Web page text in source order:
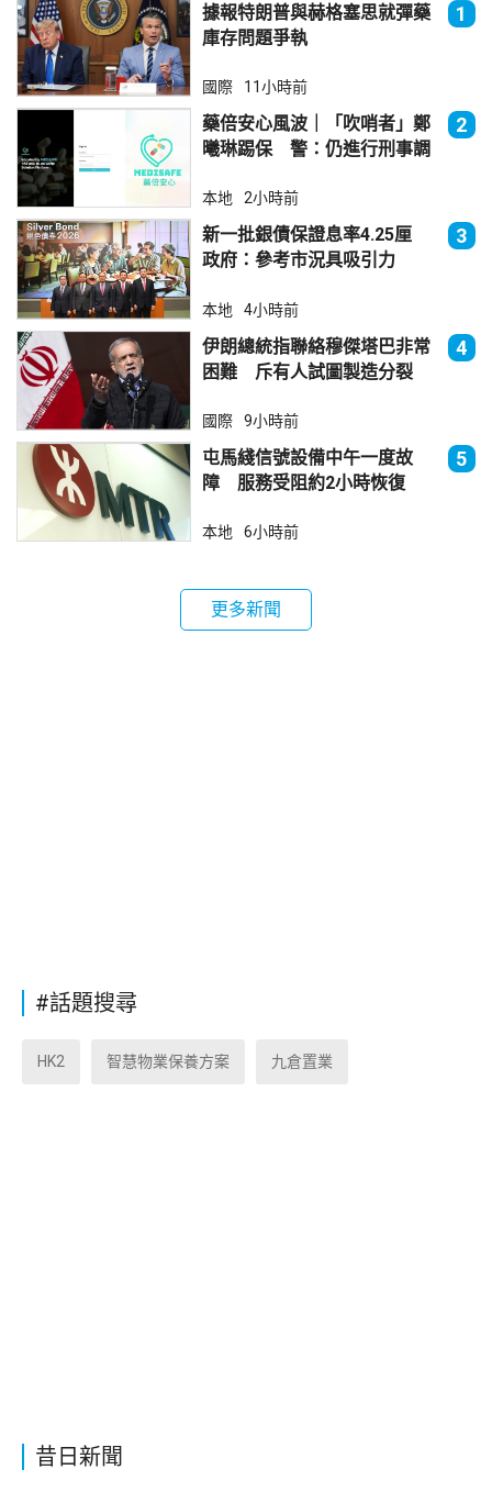
昔日新聞
據報特朗普與赫格塞思就彈藥
庫存問題爭執
1
國際 11小時前
藥倍安心風波｜「吹哨者」鄭
曦琳踢保 警：仍進行刑事調
2
本地 2小時前
新一批銀債保證息率4.25厘
政府：參考市況具吸引力
3
本地 4小時前
伊朗總統指聯絡穆傑塔巴非常
困難 斥有人試圖製造分裂
4
國際 9小時前
屯馬綫信號設備中午一度故
障 服務受阻約2小時恢復
5
本地 6小時前
更多新聞
#話題搜尋
HK2 智慧物業保養方案 九倉置業